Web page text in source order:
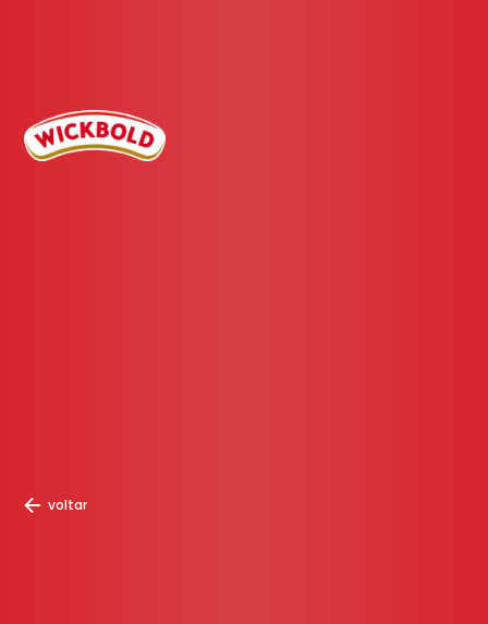
voltar